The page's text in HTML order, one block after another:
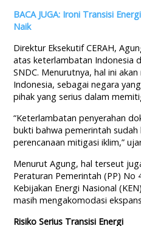
BACA JUGA: Ironi Transisi
Naik
Direktur Eksekutif CERAH,
atas keterlambatan Indonesia
SNDC. Menurutnya, hal ini
Indonesia, sebagai negara
pihak yang serius dalam
“Keterlambatan penyerahan
bukti bahwa pemerintah sudah
perencanaan mitigasi iklim,”
Menurut Agung, hal terseut
Peraturan Pemerintah (PP) No
Kebijakan Energi Nasional
masih mengakomodasi
Risiko Serius Transisi Energi